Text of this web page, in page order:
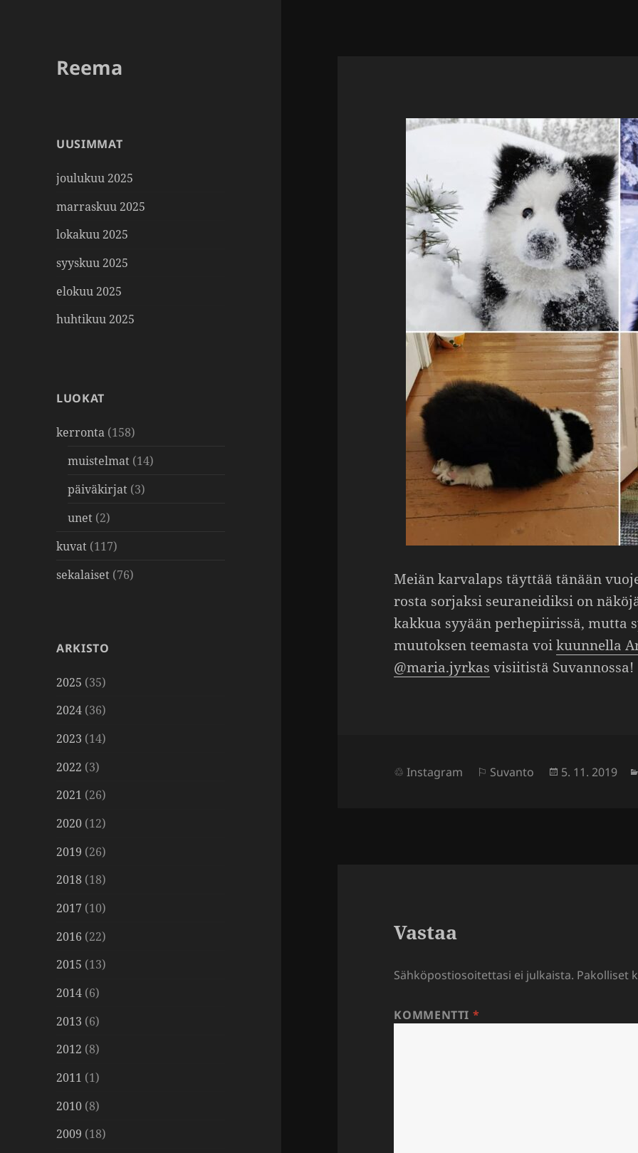
Reema
UUSIMMAT
joulukuu 2025
marraskuu 2025
lokakuu 2025
syyskuu 2025
elokuu 2025
huhtikuu 2025
LUOKAT
kerronta (158)
muistelmat (14)
päiväkirjat (3)
unet (2)
kuvat (117)
sekalaiset (76)
ARKISTO
2025 (35)
2024 (36)
2023 (14)
2022 (3)
2021 (26)
2020 (12)
2019 (26)
2018 (18)
2017 (10)
2016 (22)
2015 (13)
2014 (6)
2013 (6)
2012 (8)
2011 (1)
2010 (8)
2009 (18)
Meiän karva­laps täyttää tänään
rosta sorjaksi seura­nei­diksi on
kakkua syyään perhe­pii­rissä, mutta
muutoksen teemasta voikuun­nella
@maria.jyrkas visii­tistä Suvan­nossa!
Instagram Suvanto Julkaistu
5. 11. 2019
Vastaa
Sähköpostiosoitettasi ei julkaista. Pakolliset
KOMMENTTI *